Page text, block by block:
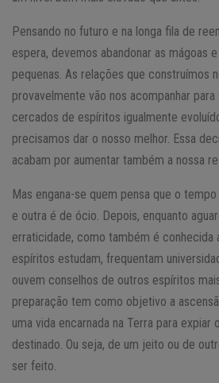
Pensando no futuro e na longa fila de
espera, devemos abandonar as mágoas
pequenas. As relações que construímos
provavelmente vão nos acompanhar
cercados de espíritos igualmente
precisamos dar o nosso melhor. Essa
acabam por aumentar também a nossa
Mas engana-se quem pensa que o
e outra é de ócio. Depois, enquanto
erraticidade, como também é conhecida
espíritos estudam, frequentam
ouvem conselhos de outros espíritos
preparação tem como objetivo a
uma vida encarnada na Terra para expiar
destinado. Ou seja, de um jeito ou de
ser feito.